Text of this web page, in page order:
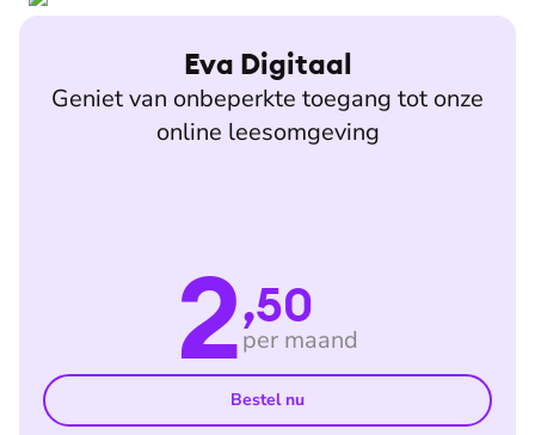
Eva Digitaal
Geniet van onbeperkte toegang tot onze
online leesomgeving
2,50
per maand
Bestel nu